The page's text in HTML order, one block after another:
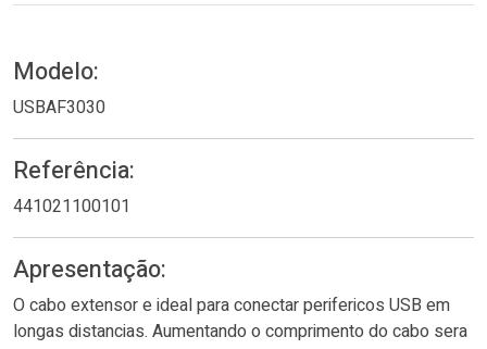
Modelo:
USBAF3030
Referência:
441021100101
Apresentação:
O cabo extensor e ideal para conectar perifericos USB em
longas distancias. Aumentando o comprimento do cabo sera